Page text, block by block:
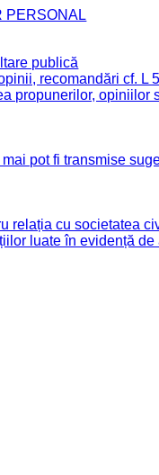
PERSONAL
publică
recomandări cf. L
propunerilor, opiniilor
pot fi transmise
relația cu societatea
luate în evidență de